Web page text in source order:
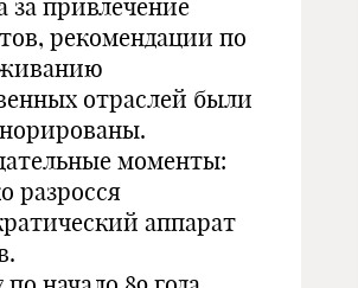
за привлечение
рекомендации по
отраслей были
моменты:
разросся
аппарат